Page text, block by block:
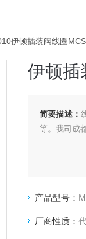
伊顿插装阀线圈
伊顿插
简要描述：
等。我司成
产品型号：
厂商性质：